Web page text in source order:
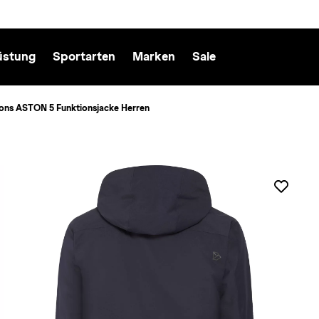
Sportarten Marken Sale
ASTON 5 Funktionsjacke Herren